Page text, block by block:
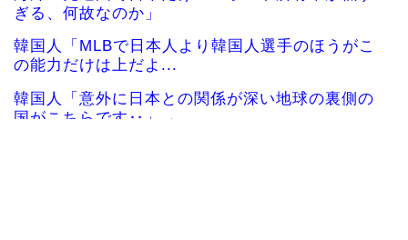
ぎる、何故なのか」
韓国人「MLBで日本人より韓国人選手のほうがこ
の能力だけは上だよ...
韓国人「意外に日本との関係が深い地球の裏側の
国がこちらです‥」→...